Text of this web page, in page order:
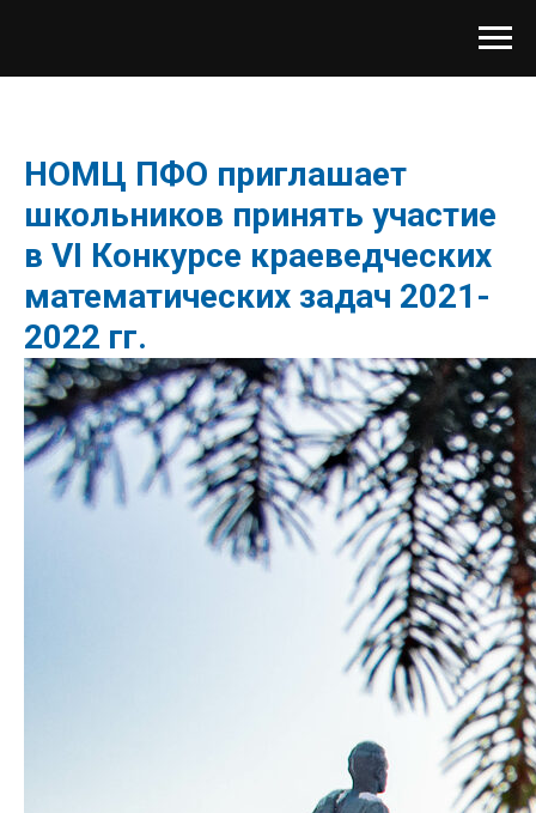
НОМЦ ПФО приглашает
школьников принять участие
в VI Конкурсе краеведческих
математических задач 2021-
2022 гг.